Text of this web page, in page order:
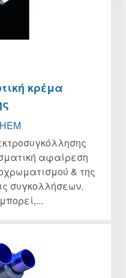
κρέμα
αφαίρεση
& της
συγκολλήσεων.